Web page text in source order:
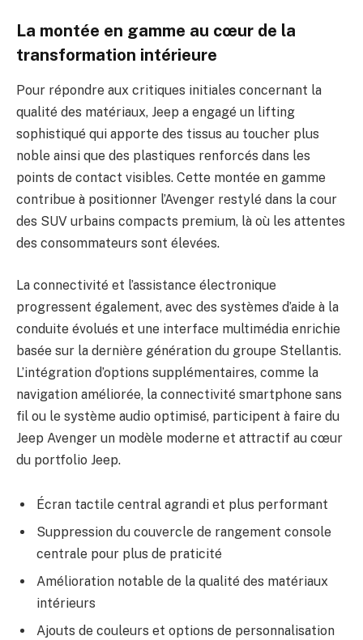
La montée en gamme au cœur de la
transformation intérieure
Pour répondre aux critiques initiales concernant la
qualité des matériaux, Jeep a engagé un lifting
sophistiqué qui apporte des tissus au toucher plus
noble ainsi que des plastiques renforcés dans les
points de contact visibles. Cette montée en gamme
contribue à positionner l’Avenger restylé dans la cour
des SUV urbains compacts premium, là où les attentes
des consommateurs sont élevées.
La connectivité et l’assistance électronique
progressent également, avec des systèmes d’aide à la
conduite évolués et une interface multimédia enrichie
basée sur la dernière génération du groupe Stellantis.
L’intégration d’options supplémentaires, comme la
navigation améliorée, la connectivité smartphone sans
fil ou le système audio optimisé, participent à faire du
Jeep Avenger un modèle moderne et attractif au cœur
du portfolio Jeep.
Écran tactile central agrandi et plus performant
Suppression du couvercle de rangement console
centrale pour plus de praticité
Amélioration notable de la qualité des matériaux
intérieurs
Ajouts de couleurs et options de personnalisation